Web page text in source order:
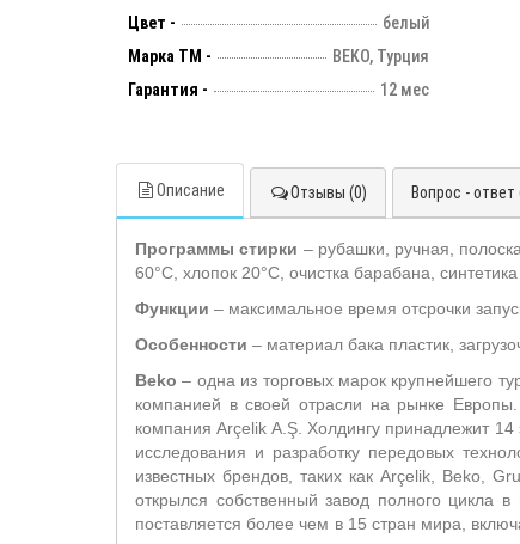
Цвет -
белый
Марка ТМ -
BEKO, Турция
Гарантия -
12 мес
Описание Отзывы (0) Вопрос - ответ
Программы стирки – рубашки, ручная,
60°C, хлопок 20°C, очистка барабана,
Функции – максимальное время отсрочки
Особенности – материал бака пластик,
Beko – одна из торговых марок крупнейшего
компанией в своей отрасли на рынке
компания Arçelik A.Ş. Холдингу принадлежит
исследования и разработку передовых
известных брендов, таких как Arçelik, Beko,
открылся собственный завод полного цикла
поставляется более чем в 15 стран мира,